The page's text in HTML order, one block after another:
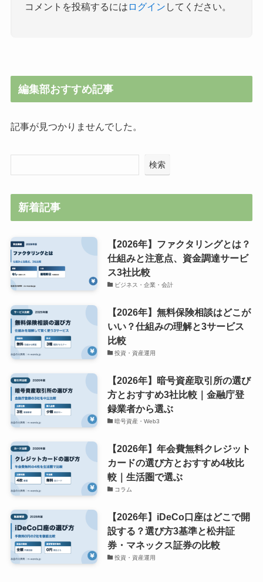
コメントを投稿するには ログイン してください。
編集部おすすめ記事
記事が見つかりませんでした。
検索
新着記事
【2026年】ファクタリングとは？
仕組みと注意点、資金調達サービ
ス3社比較
ビジネス・企業・会計
【2026年】無料保険相談はどこが
いい？仕組みの理解と3サービス
比較
投資・資産運用
【2026年】暗号資産取引所の選び
方とおすすめ3社比較｜金融庁登
録業者から選ぶ
暗号資産・Web3
【2026年】年会費無料クレジット
カードの選び方とおすすめ4枚比
較｜生活圏で選ぶ
コラム
【2026年】iDeCo口座はどこで開
設する？選び方3基準と松井証
券・マネックス証券の比較
投資・資産運用